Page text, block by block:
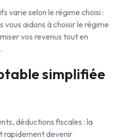
varie selon le régime choisi :
vous aidons à choisir le régime
vos revenus tout en
simplifiée
déductions fiscales : la
rapidement devenir